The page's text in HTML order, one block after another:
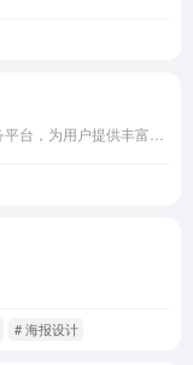
# 海报设计